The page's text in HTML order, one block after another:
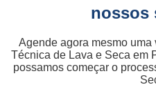
nossos
Agende agora mesmo
Técnica de Lava e Seca em
possamos começar o